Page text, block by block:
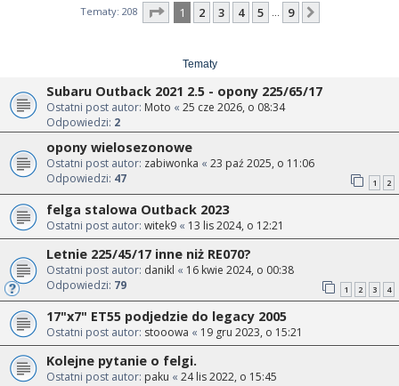
Tematy: 208 Strona z9
1 2 3 4 5 … 9
Tematy
Subaru Outback 2021 2.5 - opony 225/65/17
Ostatni post autor: Moto « 25 cze 2026, o 08:34
Odpowiedzi: 2
opony wielosezonowe
Ostatni post autor: zabiwonka « 23 paź 2025, o 11:06
Odpowiedzi: 47 1 2
felga stalowa Outback 2023
Ostatni post autor: witek9 « 13 lis 2024, o 12:21
Letnie 225/45/17 inne niż RE070?
Ostatni post autor: danikl « 16 kwie 2024, o 00:38
Odpowiedzi: 79 1 2 3 4
17"x7" ET55 podjedzie do legacy 2005
Ostatni post autor: stooowa « 19 gru 2023, o 15:21
Kolejne pytanie o felgi.
Ostatni post autor: paku « 24 lis 2022, o 15:45